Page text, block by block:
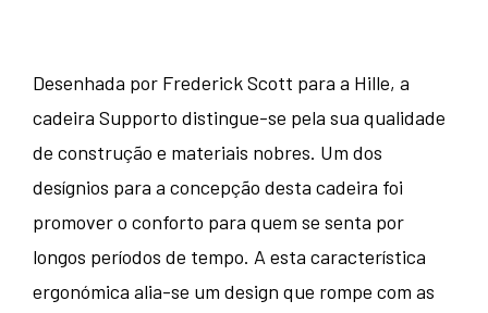
Desenhada por Frederick Scott para a Hille, a
cadeira Supporto distingue-se pela sua qualidade
de construção e materiais nobres. Um dos
desígnios para a concepção desta cadeira foi
promover o conforto para quem se senta por
longos períodos de tempo. A esta característica
ergonómica alia-se um design que rompe com as